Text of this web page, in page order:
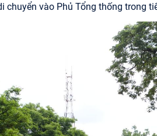
chuyển vào Phủ Tổng thống trong